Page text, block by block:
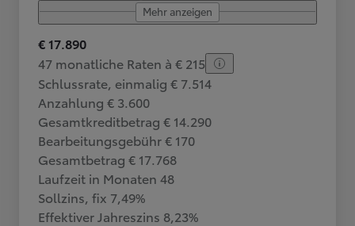
Mehr anzeigen
€ 17.890
47 monatliche Raten à € 215
Schlussrate, einmalig € 7.514
Anzahlung € 3.600
Gesamtkreditbetrag € 14.290
Bearbeitungsgebühr € 170
Gesamtbetrag € 17.768
Laufzeit in Monaten 48
Sollzins, fix 7,49%
Effektiver Jahreszins 8,23%